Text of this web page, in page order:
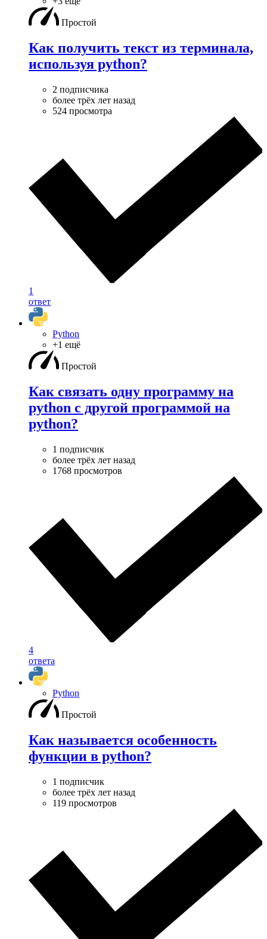
Простой
Как получить текст из терминала,
используя python?
2 подписчика
более трёх лет назад
524 просмотра
1
ответ
Python
+1 ещё
Простой
Как связать одну программу на
python с другой программой на
python?
1 подписчик
более трёх лет назад
1768 просмотров
4
ответа
Python
Простой
Как называется особенность
функции в python?
1 подписчик
более трёх лет назад
119 просмотров